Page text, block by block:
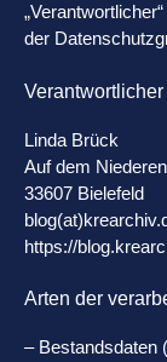
der
Verantwortlicher
Linda Brück
Auf dem
33607 Bielefeld
https://
Arten der
– Bestandsdaten